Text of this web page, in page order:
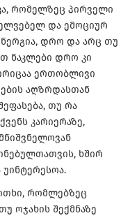
რომელზეც პირველი
და ემოციურ
დრო და არც თუ
ნაკლები დრო კი
ერთობლივი
აღზრდასთან
თუ რა
კარიერაზე,
ხშირ
უინტერესოა.
რომლებზეც
ოჯახის შექმნაზე